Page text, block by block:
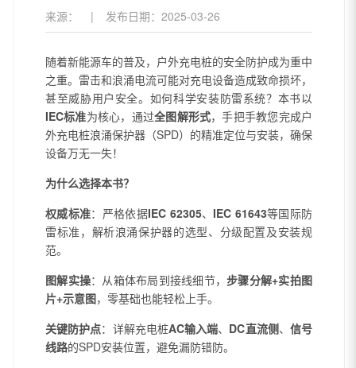
来源： | 发布日期： 2025-03-26
随着新能源车的普及，户外充电桩的安全防护成为重中
之重。雷击和浪涌电流可能对充电设备造成致命损坏，
甚至威胁用户安全。如何科学安装防雷系统？本书以
IEC标准为核心，通过全图解形式，手把手教您完成户
外充电桩浪涌保护器（SPD）的精准定位与安装，确保
设备万无一失！
为什么选择本书？
权威标准：严格依据IEC 62305、 IEC 61643等国际防
雷标准，解析浪涌保护器的选型、分级配置及安装规
范。
图解实操：从箱体布局到接线细节，步骤分解+实拍图
片+示意图，零基础也能轻松上手。
关键防护点：详解充电桩AC输入端、 DC直流侧、 信号
线路的SPD安装位置，避免漏防错防。